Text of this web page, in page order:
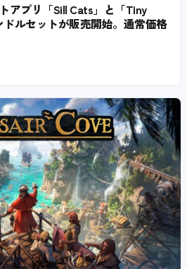
アプリ「Sill Cats」と「Tiny
ルセットが販売開始。通常価格